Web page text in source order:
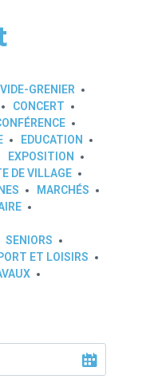
GRENIER
CONCERT
EDUCATION
EXPOSITION
DE VILLAGE
MARCHÉS
SENIORS
ET LOISIRS